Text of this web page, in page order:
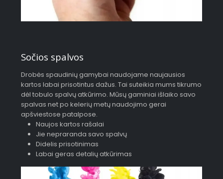
Sočios spalvos
Drobės spaudinių gamybai naudojame naujausios
kartos labai prisotintus dažus. Tai suteikia mums tikrumo
dėl tobulo spalvų atkūrimo. Mūsų gaminiai išlaiko savo
spalvas net po kelerių metų naudojimo gerai
apšviestose patalpose.
Naujos kartos rašalai
Jie nepraranda savo spalvų
Didelis prisotinimas
Labai geras detalių atkūrimas